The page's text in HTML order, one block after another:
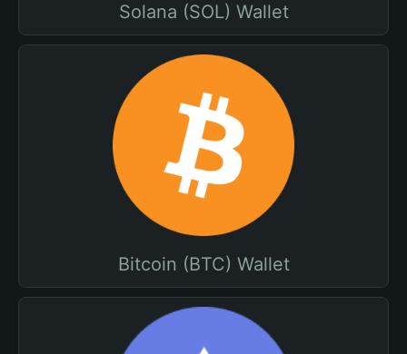
Solana (SOL) Wallet
Bitcoin (BTC) Wallet